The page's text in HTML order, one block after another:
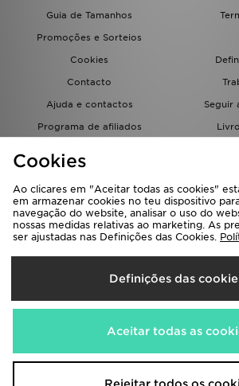
Guia de Tamanhos
Promoções e Sorteios
Cookies
Contacto
Ajuda e contactos
Seguir
Programa de afiliados
Seleciona O País
Portugal
Aceitamos os seguintes métodos de
Visita a nossa página corporativa em
Cookies
Ao clicares em "Aceitar todas as cookies"
em armazenar cookies no teu dispositivo
navegação do website, analisar o uso do
nossas medidas relativas ao marketing. As
ser ajustadas nas Definições das Cookies.
Definições das
Aceitar todas as